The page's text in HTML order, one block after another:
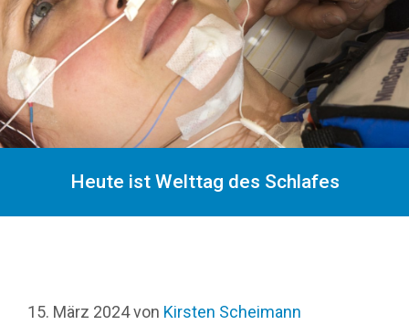
Heute ist Welttag des Schlafes
15. März 2024von Kirsten Scheimann